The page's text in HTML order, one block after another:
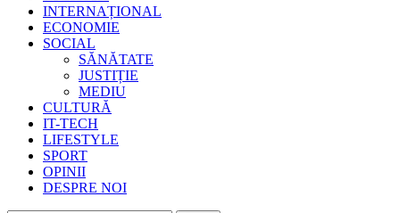
INTERNAȚIONAL
ECONOMIE
SOCIAL
SĂNĂTATE
JUSTIȚIE
MEDIU
CULTURĂ
IT-TECH
LIFESTYLE
SPORT
OPINII
DESPRE NOI